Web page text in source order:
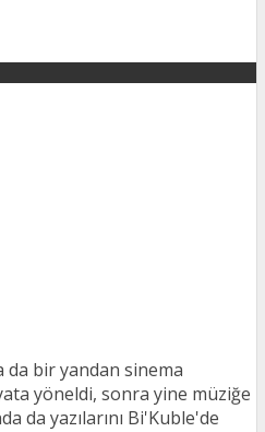
da bir yandan sinema
yöneldi, sonra yine müziğe
da yazılarını Bi'Kuble'de